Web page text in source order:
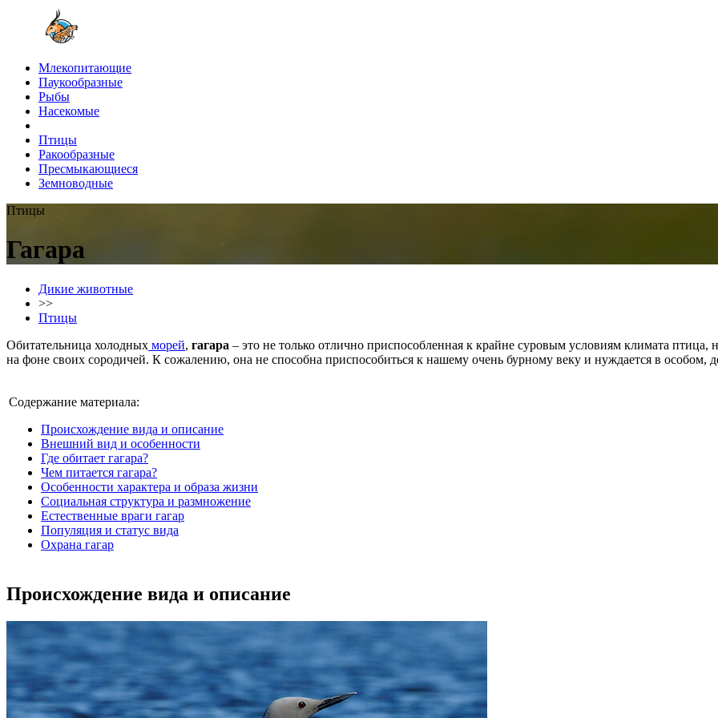
Млекопитающие
Паукообразные
Рыбы
Насекомые
Птицы
Ракообразные
Пресмыкающиеся
Земноводные
Птицы
Гагара
Дикие животные
>>
Птицы
Обитательница холодных морей, гагара – это не только отлично приспособленная к крайне суровым условиям климата птица,
на фоне своих сородичей. К сожалению, она не способна приспособиться к нашему очень бурному веку и нуждается в особом,
Содержание материала:
Происхождение вида и описание
Внешний вид и особенности
Где обитает гагара?
Чем питается гагара?
Особенности характера и образа жизни
Социальная структура и размножение
Естественные враги гагар
Популяция и статус вида
Охрана гагар
Происхождение вида и описание